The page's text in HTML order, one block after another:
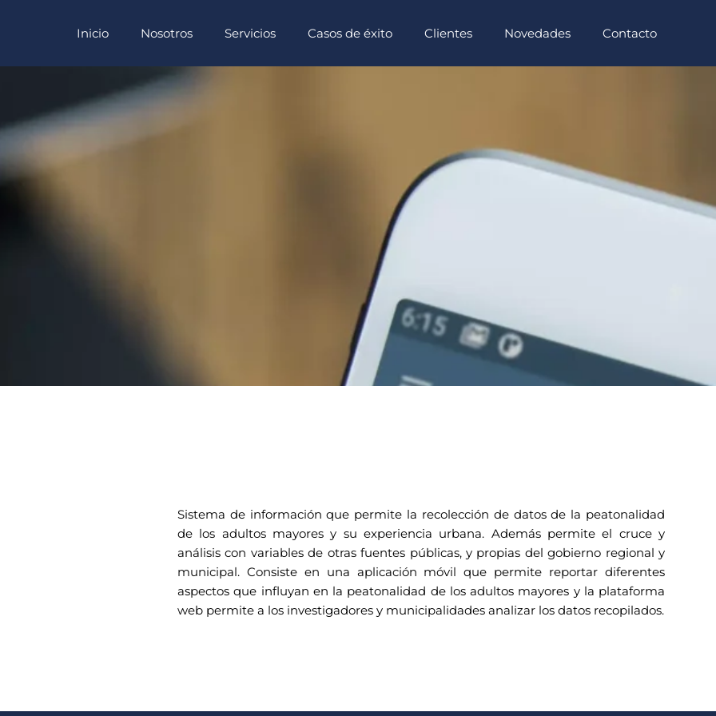
Inicio Nosotros Servicios Casos de éxito Clientes Novedades Contacto
Sistema de información que permite la recolección de datos de la peatonalidad
de los adultos mayores y su experiencia urbana. Además permite el cruce y
análisis con variables de otras fuentes públicas, y propias del gobierno regional y
municipal. Consiste en una aplicación móvil que permite reportar diferentes
aspectos que influyan en la peatonalidad de los adultos mayores y la plataforma
web permite a los investigadores y municipalidades analizar los datos recopilados.